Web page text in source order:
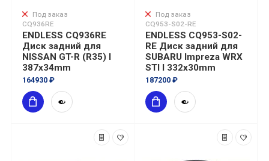
Под заказ
CQ936RE
ENDLESS CQ936RE
Диск задний для
NISSAN GT-R (R35) I
387x34mm
164930 ₽
Под заказ
CQ953-S02-RE
ENDLESS CQ953-S02-
RE Диск задний для
SUBARU Impreza WRX
STI I 332x30mm
187200 ₽